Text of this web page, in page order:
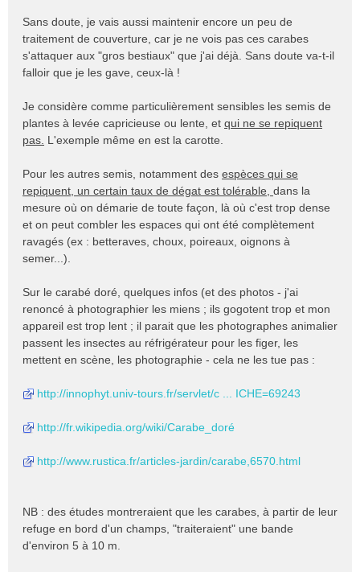
Sans doute, je vais aussi maintenir encore un peu de
traitement de couverture, car je ne vois pas ces carabes
s'attaquer aux "gros bestiaux" que j'ai déjà. Sans doute va-t-il
falloir que je les gave, ceux-là !
Je considère comme particulièrement sensibles les semis de
plantes à levée capricieuse ou lente, et qui ne se repiquent
pas. L'exemple même en est la carotte.
Pour les autres semis, notamment des espèces qui se
repiquent, un certain taux de dégat est tolérable, dans la
mesure où on démarie de toute façon, là où c'est trop dense
et on peut combler les espaces qui ont été complètement
ravagés (ex : betteraves, choux, poireaux, oignons à
semer...).
Sur le carabé doré, quelques infos (et des photos - j'ai
renoncé à photographier les miens ; ils gogotent trop et mon
appareil est trop lent ; il parait que les photographes animalier
passent les insectes au réfrigérateur pour les figer, les
mettent en scène, les photographie - cela ne les tue pas :
http://innophyt.univ-tours.fr/servlet/c ... ICHE=69243
http://fr.wikipedia.org/wiki/Carabe_doré
http://www.rustica.fr/articles-jardin/carabe,6570.html
NB : des études montreraient que les carabes, à partir de leur
refuge en bord d'un champs, "traiteraient" une bande
d'environ 5 à 10 m.